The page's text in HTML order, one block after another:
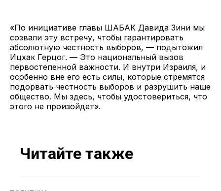
«По инициативе главы ШАБАК Давида Зини мы
созвали эту встречу, чтобы гарантировать
абсолютную честность выборов, — подытожил
Ицхак Герцог. — Это национальный вызов
первостепенной важности. И внутри Израиля, и
особенно вне его есть силы, которые стремятся
подорвать честность выборов и разрушить наше
общество. Мы здесь, чтобы удостовериться, что
этого не произойдет».
Читайте также